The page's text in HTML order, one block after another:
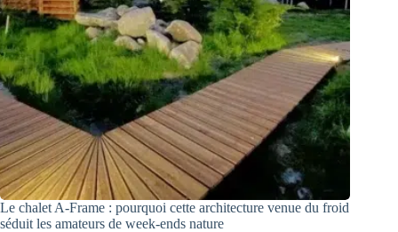
Le chalet A-Frame : pourquoi cette architecture venue du froid
séduit les amateurs de week-ends nature